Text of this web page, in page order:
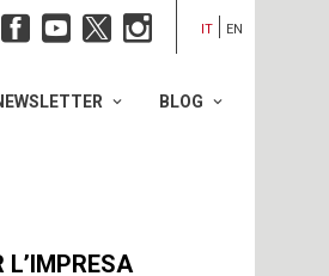
IT EN
BLOG
L’IMPRESA